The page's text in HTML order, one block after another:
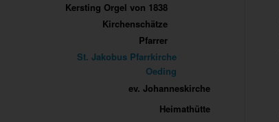
Kersting Orgel von 1838
Kirchenschätze
Pfarrer
St. Jakobus Pfarrkirche
Oeding
ev. Johanneskirche
Heimathütte